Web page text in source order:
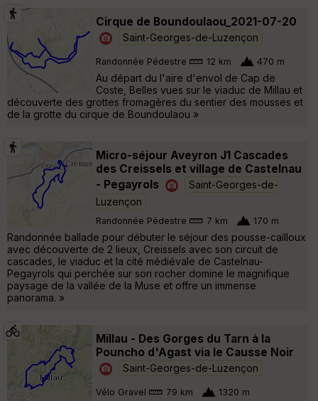
Cirque de Boundoulaou_2021-07-20
Saint-Georges-de-Luzençon
Randonnée Pédestre 12 km 470 m
Au départ du l'aire d'envol de Cap de
Coste, Belles vues sur le viaduc de Millau et
découverte des grottes fromagères du sentier des mousses et
de la grotte du cirque de Boundoulaou »
Micro-séjour Aveyron J1 Cascades
des Creissels et village de Castelnau
- Pegayrols
Saint-Georges-de-
Luzençon
Randonnée Pédestre 7 km 170 m
Randonnée ballade pour débuter le séjour des pousse-cailloux
avec découverte de 2 lieux, Creissels avec son circuit de
cascades, le viaduc et la cité médiévale de Castelnau-
Pegayrols qui perchée sur son rocher domine le magnifique
paysage de la vallée de la Muse et offre un immense
panorama. »
Millau - Des Gorges du Tarn à la
Pouncho d'Agast via le Causse Noir
Saint-Georges-de-Luzençon
Vélo Gravel 79 km 1320 m